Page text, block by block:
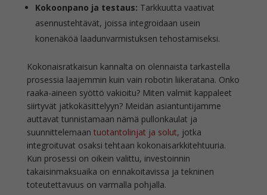
Kokoonpano ja testaus: Tarkkuutta vaativat
asennustehtävät, joissa integroidaan usein
konenäköä laadunvarmistuksen tehostamiseksi.
Kokonaisratkaisun kannalta on olennaista tarkastella
prosessia laajemmin kuin vain robotin liikeratana. Onko
raaka-aineen syöttö vakioitu? Miten valmiit kappaleet
siirtyvät jatkokäsittelyyn? Meidän asiantuntijamme
auttavat tunnistamaan nämä pullonkaulat ja
suunnittelemaan tuotantolinjat ja solut, jotka
integroituvat osaksi tehtaan kokonaisarkkitehtuuria.
Kun prosessi on oikein valittu, investoinnin
takaisinmaksuaika on ennakoitavissa ja tekninen
toteutettavuus on varmalla pohjalla.